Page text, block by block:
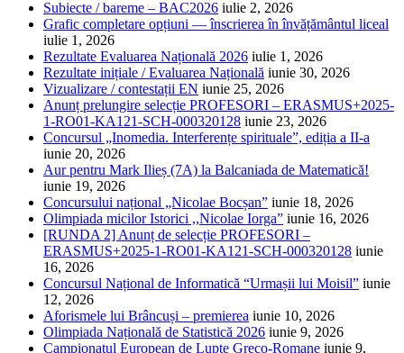
Subiecte / bareme – BAC2026 iulie 2, 2026
Grafic completare opțiuni — înscrierea în învățământul liceal
iulie 1, 2026
Rezultate Evaluarea Națională 2026 iulie 1, 2026
Rezultate inițiale / Evaluarea Națională iunie 30, 2026
Vizualizare / contestații EN iunie 25, 2026
Anunț prelungire selecție PROFESORI – ERASMUS+2025-
1-RO01-KA121-SCH-000320128 iunie 23, 2026
Concursul „Inomedia. Interferențe spirituale”, ediția a II-a
iunie 20, 2026
Aur pentru Mark Ilieș (7A) la Balcaniada de Matematică!
iunie 19, 2026
Concursului național „Nicolae Bocșan” iunie 18, 2026
Olimpiada micilor Istorici ,,Nicolae Iorga” iunie 16, 2026
[RUNDA 2] Anunț de selecție PROFESORI –
ERASMUS+2025-1-RO01-KA121-SCH-000320128 iunie
16, 2026
Concursul Național de Informatică “Urmașii lui Moisil” iunie
12, 2026
Aforismele lui Brâncuși – premierea iunie 10, 2026
Olimpiada Națională de Statistică 2026 iunie 9, 2026
Campionatul European de Lupte Greco-Romane iunie 9,